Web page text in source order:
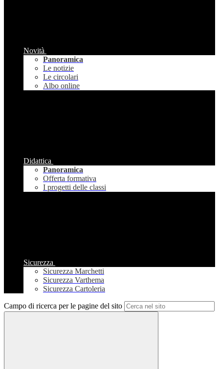
Novità
Panoramica
Le notizie
Le circolari
Albo online
Didattica
Panoramica
Offerta formativa
I progetti delle classi
Sicurezza
Sicurezza Marchetti
Sicurezza Varthema
Sicurezza Cartoleria
Campo di ricerca per le pagine del sito